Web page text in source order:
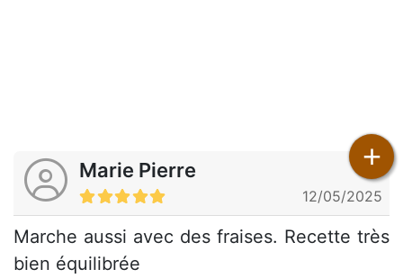
Marie Pierre
12/05/2025
Marche aussi avec des fraises. Recette très
bien équilibrée
+